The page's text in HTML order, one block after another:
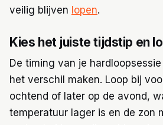
veilig blijven lopen.
Kies het juiste tijdstip en
De timing van je
het verschil maken. Loop bij
ochtend of later op de avond,
temperatuur lager is en de zon